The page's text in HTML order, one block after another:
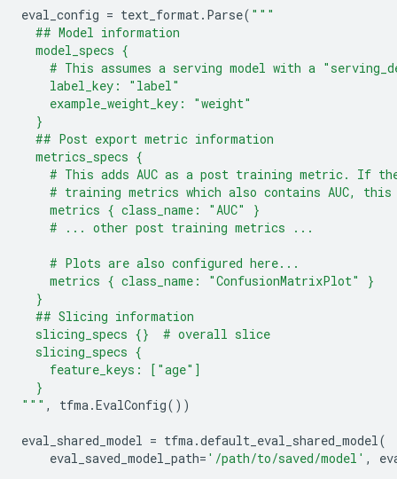
eval_config = text_format. Parse( """
  ## Model information
  model_specs {
# This assumes a serving model with a
    label_key: "label"
    example_weight_key: "weight"
  }
  ## Post export metric information
  metrics_specs {
# This adds AUC as a post training metric. If
# training metrics which also contains AUC,
    metrics { class_name: "AUC" }
    # ... other post training metrics ...
    # Plots are also configured here...
    metrics { class_name: "ConfusionMatrixPlot" }
  }
  ## Slicing information
  slicing_specs
{}
  # overall slice
  slicing_specs {
    feature_keys: ["age"]
  }
""" , tfma.EvalConfig())
eval_shared_model = tfma.default_eval_shared_model(
eval_saved_model_path= '/path/to/saved/model' ,